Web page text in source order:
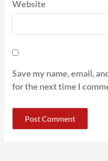
Website
Save my name, email,
for the next time I